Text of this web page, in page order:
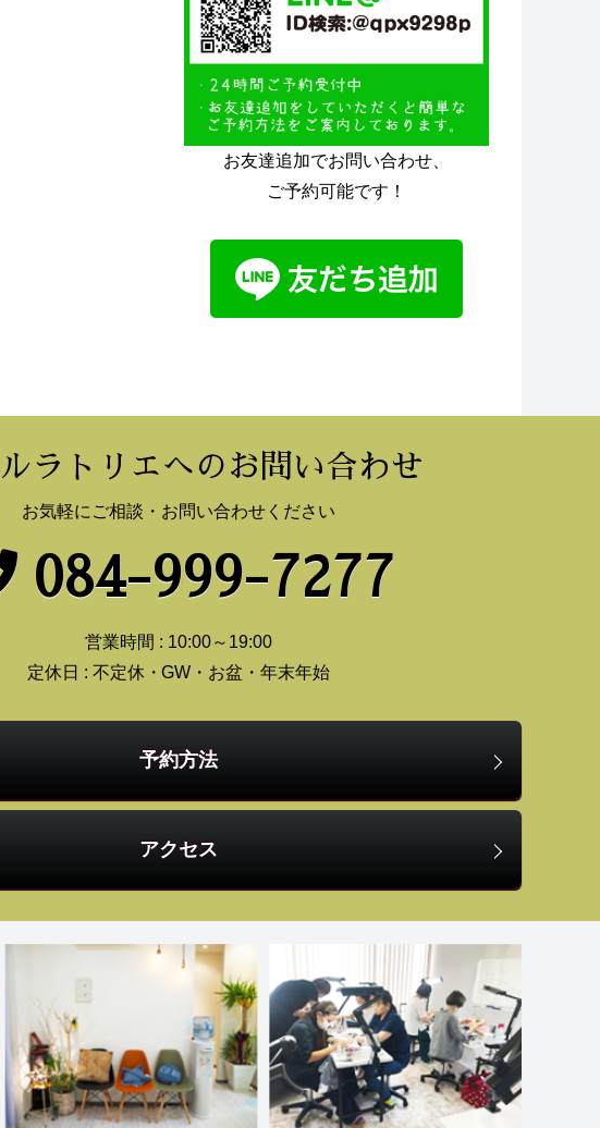
お友達追加でお問い合わせ、
ご予約可能です！
ラトリエへのお問い合わせ
お気軽にご相談・お問い合わせください
084-999-7277
営業時間 : 10:00～19:00
定休日 : 不定休・GW・お盆・年末年始
予約方法
アクセス